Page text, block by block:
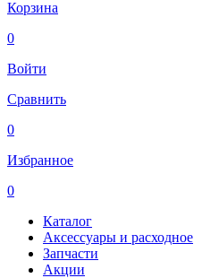
Корзина
0
Войти
Сравнить
0
Избранное
0
Каталог
Аксессуары и расходное
Запчасти
Акции